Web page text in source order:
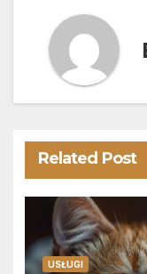
Related Post
USŁUGI